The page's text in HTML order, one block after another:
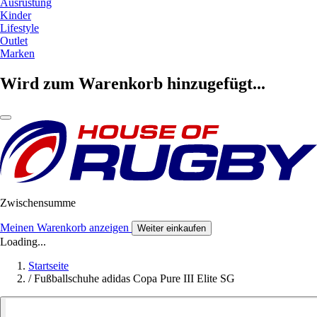
Ausrüstung
Kinder
Lifestyle
Outlet
Marken
Wird zum Warenkorb hinzugefügt...
Zwischensumme
Meinen Warenkorb anzeigen Weiter einkaufen
Loading...
Startseite
/ Fußballschuhe adidas Copa Pure III Elite SG